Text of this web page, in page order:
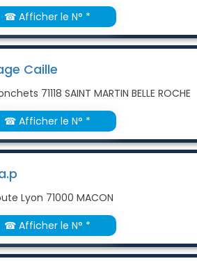
☎ Afficher le N° *
Caille
71118 SAINT MARTIN BELLE ROCHE
☎ Afficher le N° *
Lyon 71000 MACON
☎ Afficher le N° *